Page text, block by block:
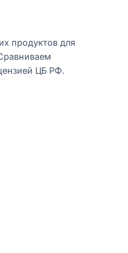
продуктов для
ЦБ РФ.